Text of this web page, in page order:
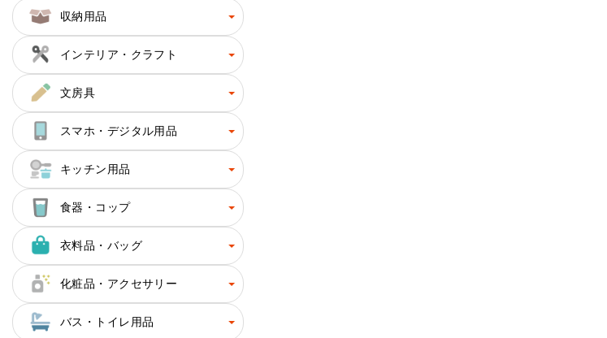
収納用品
インテリア・クラフト
文房具
スマホ・デジタル用品
キッチン用品
食器・コップ
衣料品・バッグ
化粧品・アクセサリー
バス・トイレ用品